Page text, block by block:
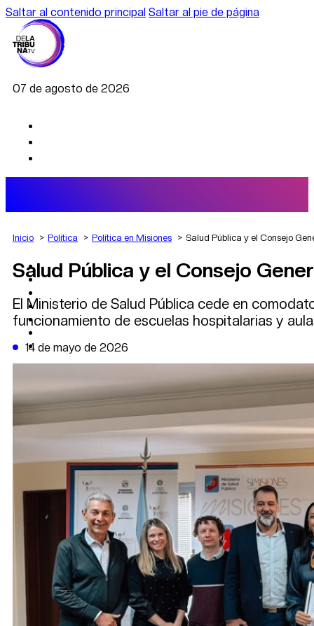
Saltar al contenido principal Saltar al pie de página
07 de agosto de 2026
AGRO
DEPORTES
POLÍTICA
CAMBIO CLIMÁTICO
DE LA TRIBUNA TV
Inicio Política Política en Misiones Salud Pública y el Consejo
Salud Pública y el Consejo
El Ministerio de Salud Pública cede en
funcionamiento de escuelas hospitalarias y
14 de mayo de 2026